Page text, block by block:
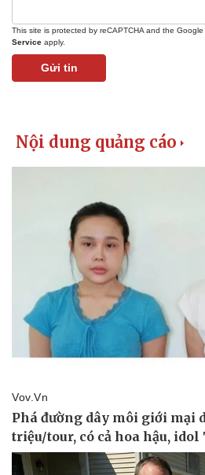
This site is protected by reCAPTCHA and the Google
Service apply.
Gửi tin